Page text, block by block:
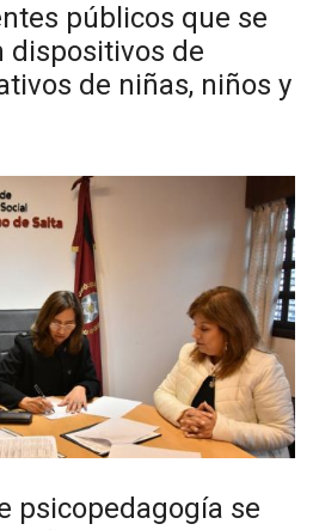
públicos que se
dispositivos de
de niñas, niños y
psicopedagogía se